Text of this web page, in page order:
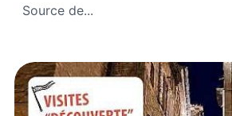
Source de...